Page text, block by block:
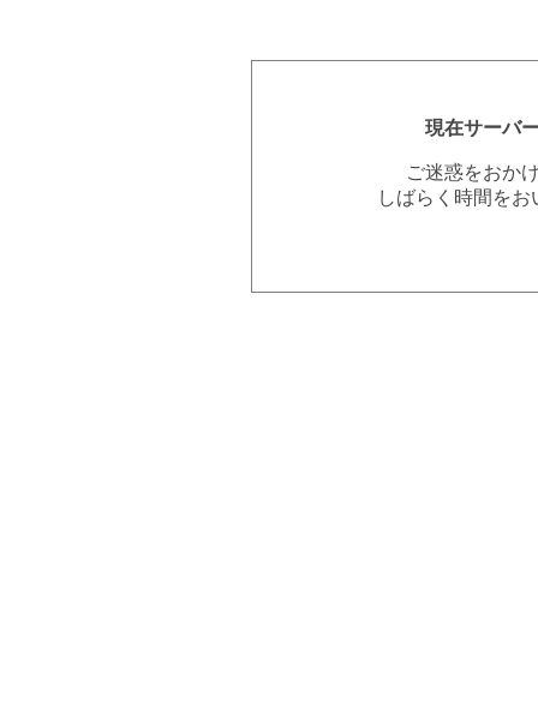
現在サーバ
ご迷惑をおか
しばらく時間を